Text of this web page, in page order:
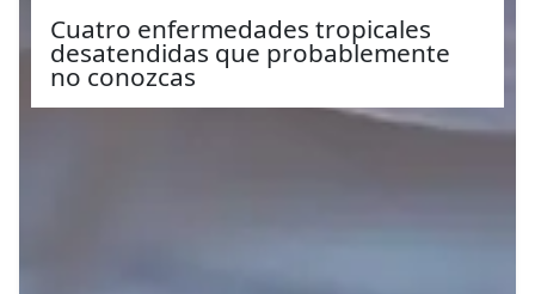
Cuatro enfermedades tropicales
desatendidas que probablemente
no conozcas